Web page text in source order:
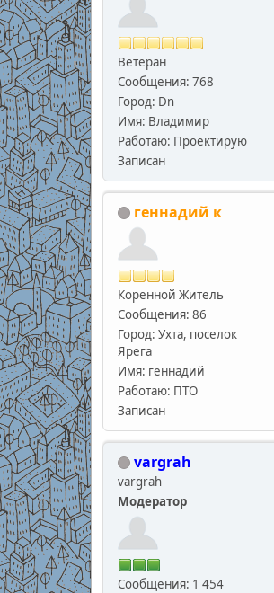
Ветеран
Сообщения: 768
Город: Dn
Имя: Владимир
Работаю: Проектирую
Записан
геннадий к
Коренной Житель
Сообщения: 86
Город: Ухта, поселок
Ярега
Имя: геннадий
Работаю: ПТО
Записан
vargrah
vargrah
Модератор
Сообщения: 1 454